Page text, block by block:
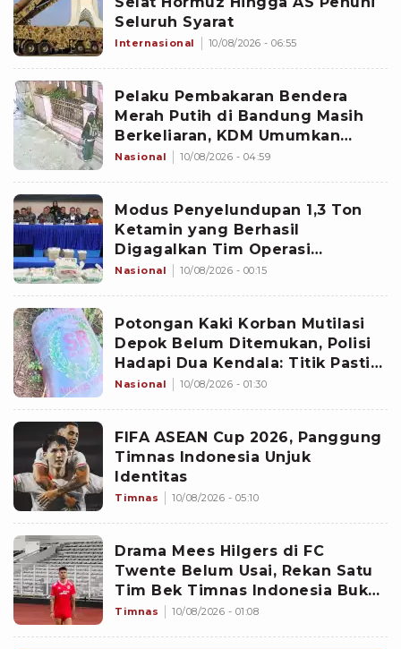
Seluruh Syarat
Internasional 10/08/2026 - 06:55
Pelaku Pembakaran Bendera
Merah Putih di Bandung Masih
Berkeliaran, KDM Umumkan
Sayembara Berhadiah
Nasional 10/08/2026 - 04:59
Modus Penyelundupan 1,3 Ton
Ketamin yang Berhasil
Digagalkan Tim Operasi
Gabungan di Perairan Natuna
Nasional 10/08/2026 - 00:15
Potongan Kaki Korban Mutilasi
Depok Belum Ditemukan, Polisi
Hadapi Dua Kendala: Titik Pasti
Tersangka Membuangnya dan
Nasional 10/08/2026 - 01:30
FIFA ASEAN Cup 2026, Panggung
Timnas Indonesia Unjuk
Identitas
Timnas 10/08/2026 - 05:10
Drama Mees Hilgers di FC
Twente Belum Usai, Rekan Satu
Tim Bek Timnas Indonesia Buka
Suara: Kedua Pihak Saling
Timnas 10/08/2026 - 01:08